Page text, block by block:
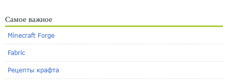
Самое важное
Minecraft Forge
Fabric
Рецепты крафта